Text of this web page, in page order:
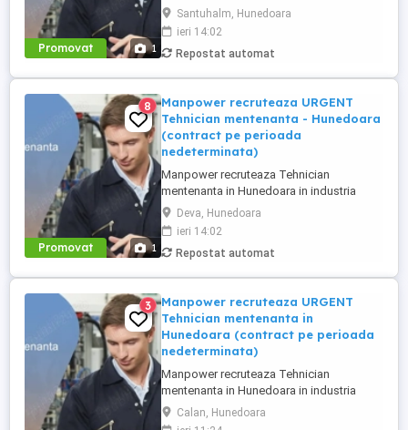
Promovat 1
automotive. Responsabilitati principale: -
Analizarea si executarea lucrarilor de
reparatie, intretinere si revizie; - Verificarea
functionarii echipamentelor si participarea
Santuhalm, Hunedoara
ieri 14:02
Repostat automat
Promovat 1
8
Manpower recruteaza URGENT
Tehnician mentenanta - Hunedoara
(contract pe perioada
nedeterminata)
Manpower recruteaza Tehnician
mentenanta in Hunedoara in industria
automotive. Responsabilitati principale: -
Analizarea si executarea lucrarilor de
reparatie, intretinere si revizie; - Verificarea
functionarii echipamentelor si participarea
Deva, Hunedoara
ieri 14:02
Repostat automat
3
Manpower recruteaza URGENT
Tehnician mentenanta in
Hunedoara (contract pe perioada
nedeterminata)
Manpower recruteaza Tehnician
mentenanta in Hunedoara in industria
automotive. Responsabilitati principale: -
Analizarea si executarea lucrarilor de
Calan, Hunedoara